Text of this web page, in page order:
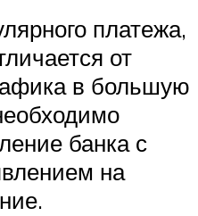
платежа,
от
в большую
банка с
на